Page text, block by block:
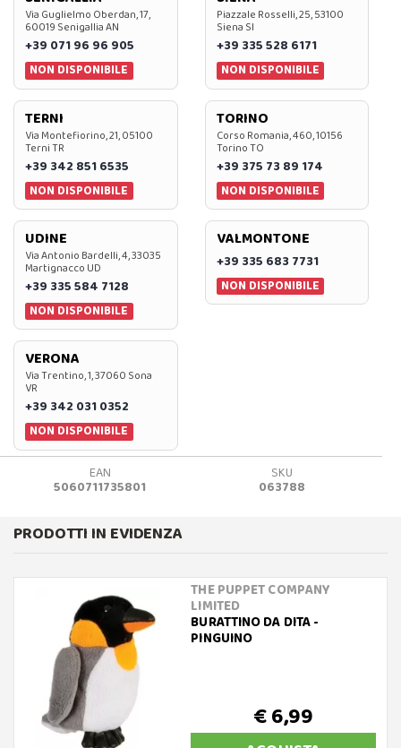
Via Guglielmo Oberdan, 17,
60019 Senigallia AN
+39 071 96 96 905
NON DISPONIBILE
Piazzale Rosselli, 25, 53100
Siena SI
+39 335 528 6171
NON DISPONIBILE
TERNI
Via Montefiorino, 21, 05100
Terni TR
+39 342 851 6535
NON DISPONIBILE
TORINO
Corso Romania, 460, 10156
Torino TO
+39 375 73 89 174
NON DISPONIBILE
UDINE
Via Antonio Bardelli, 4, 33035
Martignacco UD
+39 335 584 7128
NON DISPONIBILE
VALMONTONE
+39 335 683 7731
NON DISPONIBILE
VERONA
Via Trentino, 1, 37060 Sona
VR
+39 342 031 0352
NON DISPONIBILE
EAN
5060711735801
SKU
063788
PRODOTTI IN EVIDENZA
THE PUPPET COMPANY
LIMITED
BURATTINO DA DITA -
PINGUINO
€ 6,99